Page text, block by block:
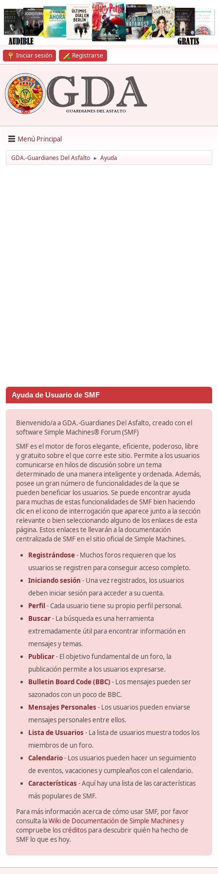
Iniciar sesión Registrarse
Menú Principal
GDA.-Guardianes Del Asfalto ► Ayuda
Ayuda de Usuario de SMF
Bienvenido/a a GDA.-Guardianes Del Asfalto, creado con el
software Simple Machines® Forum (SMF)
SMF es el motor de foros elegante, eficiente, poderoso, libre
y gratuito sobre el que corre este sitio. Permite a los usuarios
comunicarse en hilos de discusión sobre un tema
determinado de una manera inteligente y ordenada. Además,
posee un gran número de funcionalidades de la que se
pueden beneficiar los usuarios. Se puede encontrar ayuda
para muchas de estas funcionalidades de SMF bien haciendo
clic en el icono de interrogación que aparece junto a la sección
relevante o bien seleccionando alguno de los enlaces de esta
página. Estos enlaces te llevarán a la documentación
centralizada de SMF en el sitio oficial de Simple Machines.
Registrándose- Muchos foros requieren que los
usuarios se registren para conseguir acceso completo.
Iniciando sesión - Una vez registrados, los usuarios
deben iniciar sesión para acceder a su cuenta.
Perfil - Cada usuario tiene su propio perfil personal.
Buscar- La búsqueda es una herramienta
extremadamente útil para encontrar información en
mensajes y temas.
Publicar- El objetivo fundamental de un foro, la
publicación permite a los usuarios expresarse.
Bulletin Board Code (BBC) - Los mensajes pueden ser
sazonados con un poco de BBC.
Mensajes Personales - Los usuarios pueden enviarse
mensajes personales entre ellos.
Lista de Usuarios - La lista de usuarios muestra todos los
miembros de un foro.
Calendario- Los usuarios pueden hacer un seguimiento
de eventos, vacaciones y cumpleaños con el calendario.
Características - Aquí hay una lista de las características
más populares de SMF.
Para más información acerca de cómo usar SMF, por favor
consulta laWiki de Documentación de Simple Machinesy
compruebe loscréditos para descubrir quién ha hecho de
SMF lo que es hoy.